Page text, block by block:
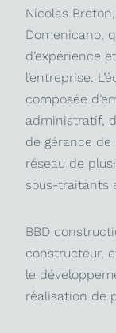
Nicolas
Domenicano,
d’expérience
l’entreprise.
composée
administratif,
de gérance
réseau de
sous-traitants
BBD
constructeur,
le
réalisation de